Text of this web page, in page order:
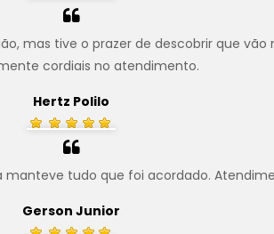
mas tive o prazer de descobrir que
cordiais no atendimento.
Hertz Polilo
manteve tudo que foi acordado.
Gerson Junior